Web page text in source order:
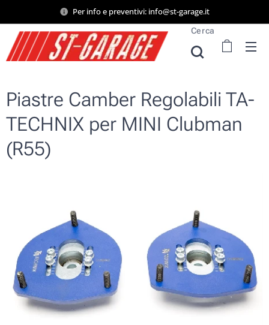
Per info e preventivi: info@st-garage.it
Cerca
Piastre Camber Regolabili TA-
TECHNIX per MINI Clubman
(R55)